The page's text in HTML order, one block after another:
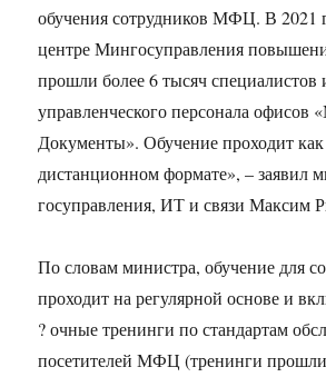
обучения сотрудников МФЦ. В 2021
центре Мингосуправления
прошли более 6 тысяч специалистов
управленческого персонала офисов
Документы». Обучение проходит
дистанционном формате», – заявил
госуправления, ИТ и связи Максим
По словам министра, обучение для
проходит на регулярной основе и
? очные тренинги по стандартам
посетителей МФЦ (тренинги